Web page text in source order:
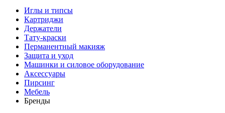
Иглы и типсы
Картриджи
Держатели
Тату-краски
Перманентный макияж
Защита и уход
Машинки и силовое оборудование
Аксессуары
Пирсинг
Мебель
Бренды